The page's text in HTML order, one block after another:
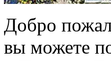
Добро
вы можете